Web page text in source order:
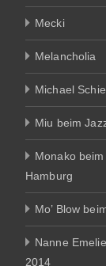
Mecki
Melancholia
Michael
Miu beim
Monako
Hamburg
Mo’ Blow
Nanne
2014